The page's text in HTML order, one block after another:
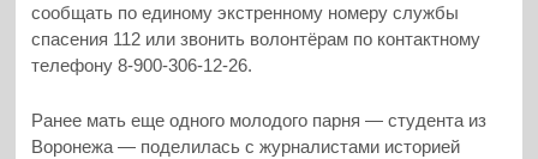
сообщать по единому экстренному номеру службы
спасения 112 или звонить волонтёрам по контактному
телефону 8-900-306-12-26.
Ранее мать еще одного молодого парня — студента из
Воронежа — поделилась с журналистами историей